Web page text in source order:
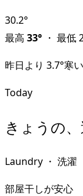
30.2°
最高 33° ・ 最低
昨日より 3.7°寒い
Today
きょうの
Laundry ・ 洗濯
部屋干しが安心